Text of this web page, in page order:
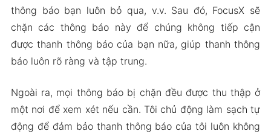
thông báo bạn luôn bỏ qua, v.v. Sau đó, FocusX sẽ
chặn các thông báo này để chúng không tiếp cận
được thanh thông báo của bạn nữa, giúp thanh thông
báo luôn rõ ràng và tập trung.
Ngoài ra, mọi thông báo bị chặn đều được thu thập ở
một nơi để xem xét nếu cần. Tôi chủ động làm sạch tự
động để đảm bảo thanh thông báo của tôi luôn không